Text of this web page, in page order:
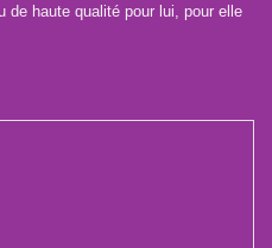
de haute qualité pour lui, pour elle